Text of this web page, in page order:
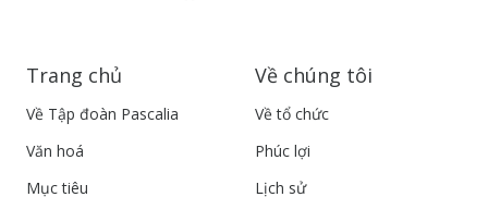
Trang chủ
Về Tập đoàn Pascalia
Văn hoá
Mục tiêu
Về chúng tôi
Về tổ chức
Phúc lợi
Lịch sử